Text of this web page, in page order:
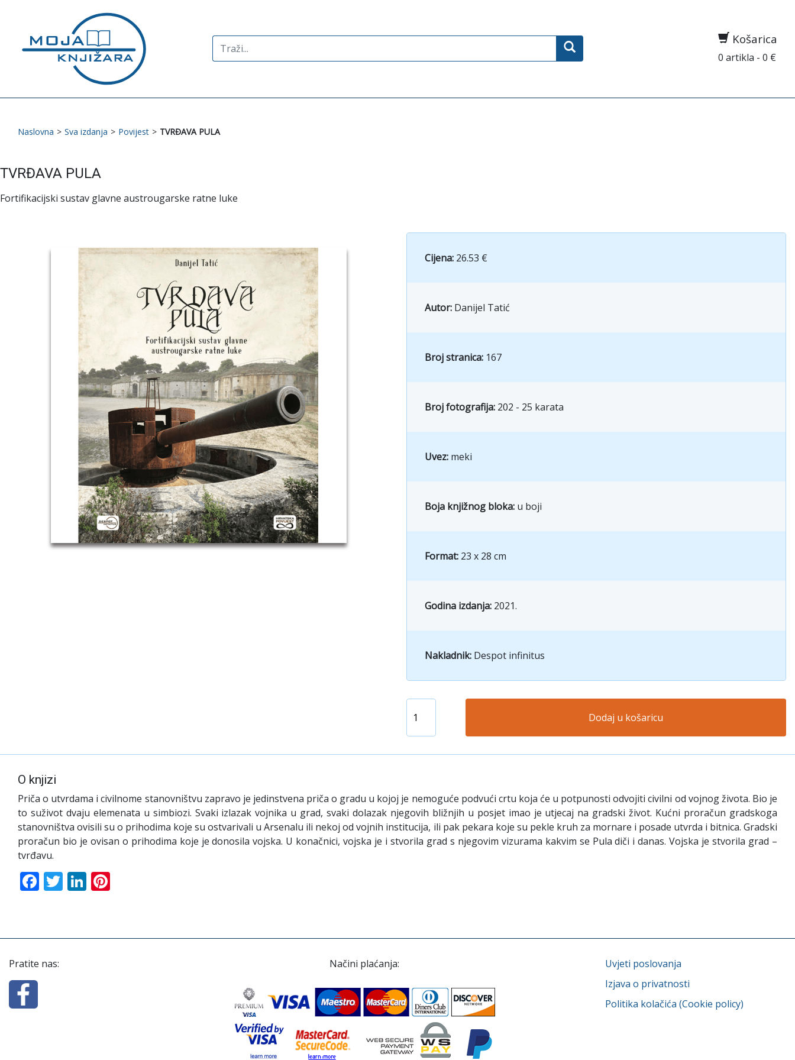
Search
for:
Košarica
0 artikla - 0 €
Naslovna > Sva izdanja > Povijest > TVRĐAVA PULA
TVRĐAVA PULA
Fortifikacijski sustav glavne austrougarske ratne luke
Cijena: 26.53 €
Autor: Danijel Tatić
Broj stranica: 167
Broj fotografija: 202 - 25 karata
Uvez: meki
Boja knjižnog bloka: u boji
Format: 23 x 28 cm
Godina izdanja: 2021.
Nakladnik: Despot infinitus
Dodaj u košaricu
O knjizi
Priča o utvrdama i civilnome stanovništvu zapravo je jedinstvena priča o gradu u kojoj je nemoguće podvući crtu koja će u potpunosti odvojiti civilni od vojnog života. Bio je
to suživot dvaju elemenata u simbiozi. Svaki izlazak vojnika u grad, svaki dolazak njegovih bližnjih u posjet imao je utjecaj na gradski život. Kućni proračun gradskoga
stanovništva ovisili su o prihodima koje su ostvarivali u Arsenalu ili nekoj od vojnih institucija, ili pak pekara koje su pekle kruh za mornare i posade utvrda i bitnica. Gradski
proračun bio je ovisan o prihodima koje je donosila vojska. U konačnici, vojska je i stvorila grad s njegovim vizurama kakvim se Pula diči i danas. Vojska je stvorila grad –
tvrđavu.
Facebook
TwitterLinkedIn
Pratite nas: Načini plaćanja:
Uvjeti poslovanja
Izjava o privatnosti
Politika kolačića (Cookie policy)